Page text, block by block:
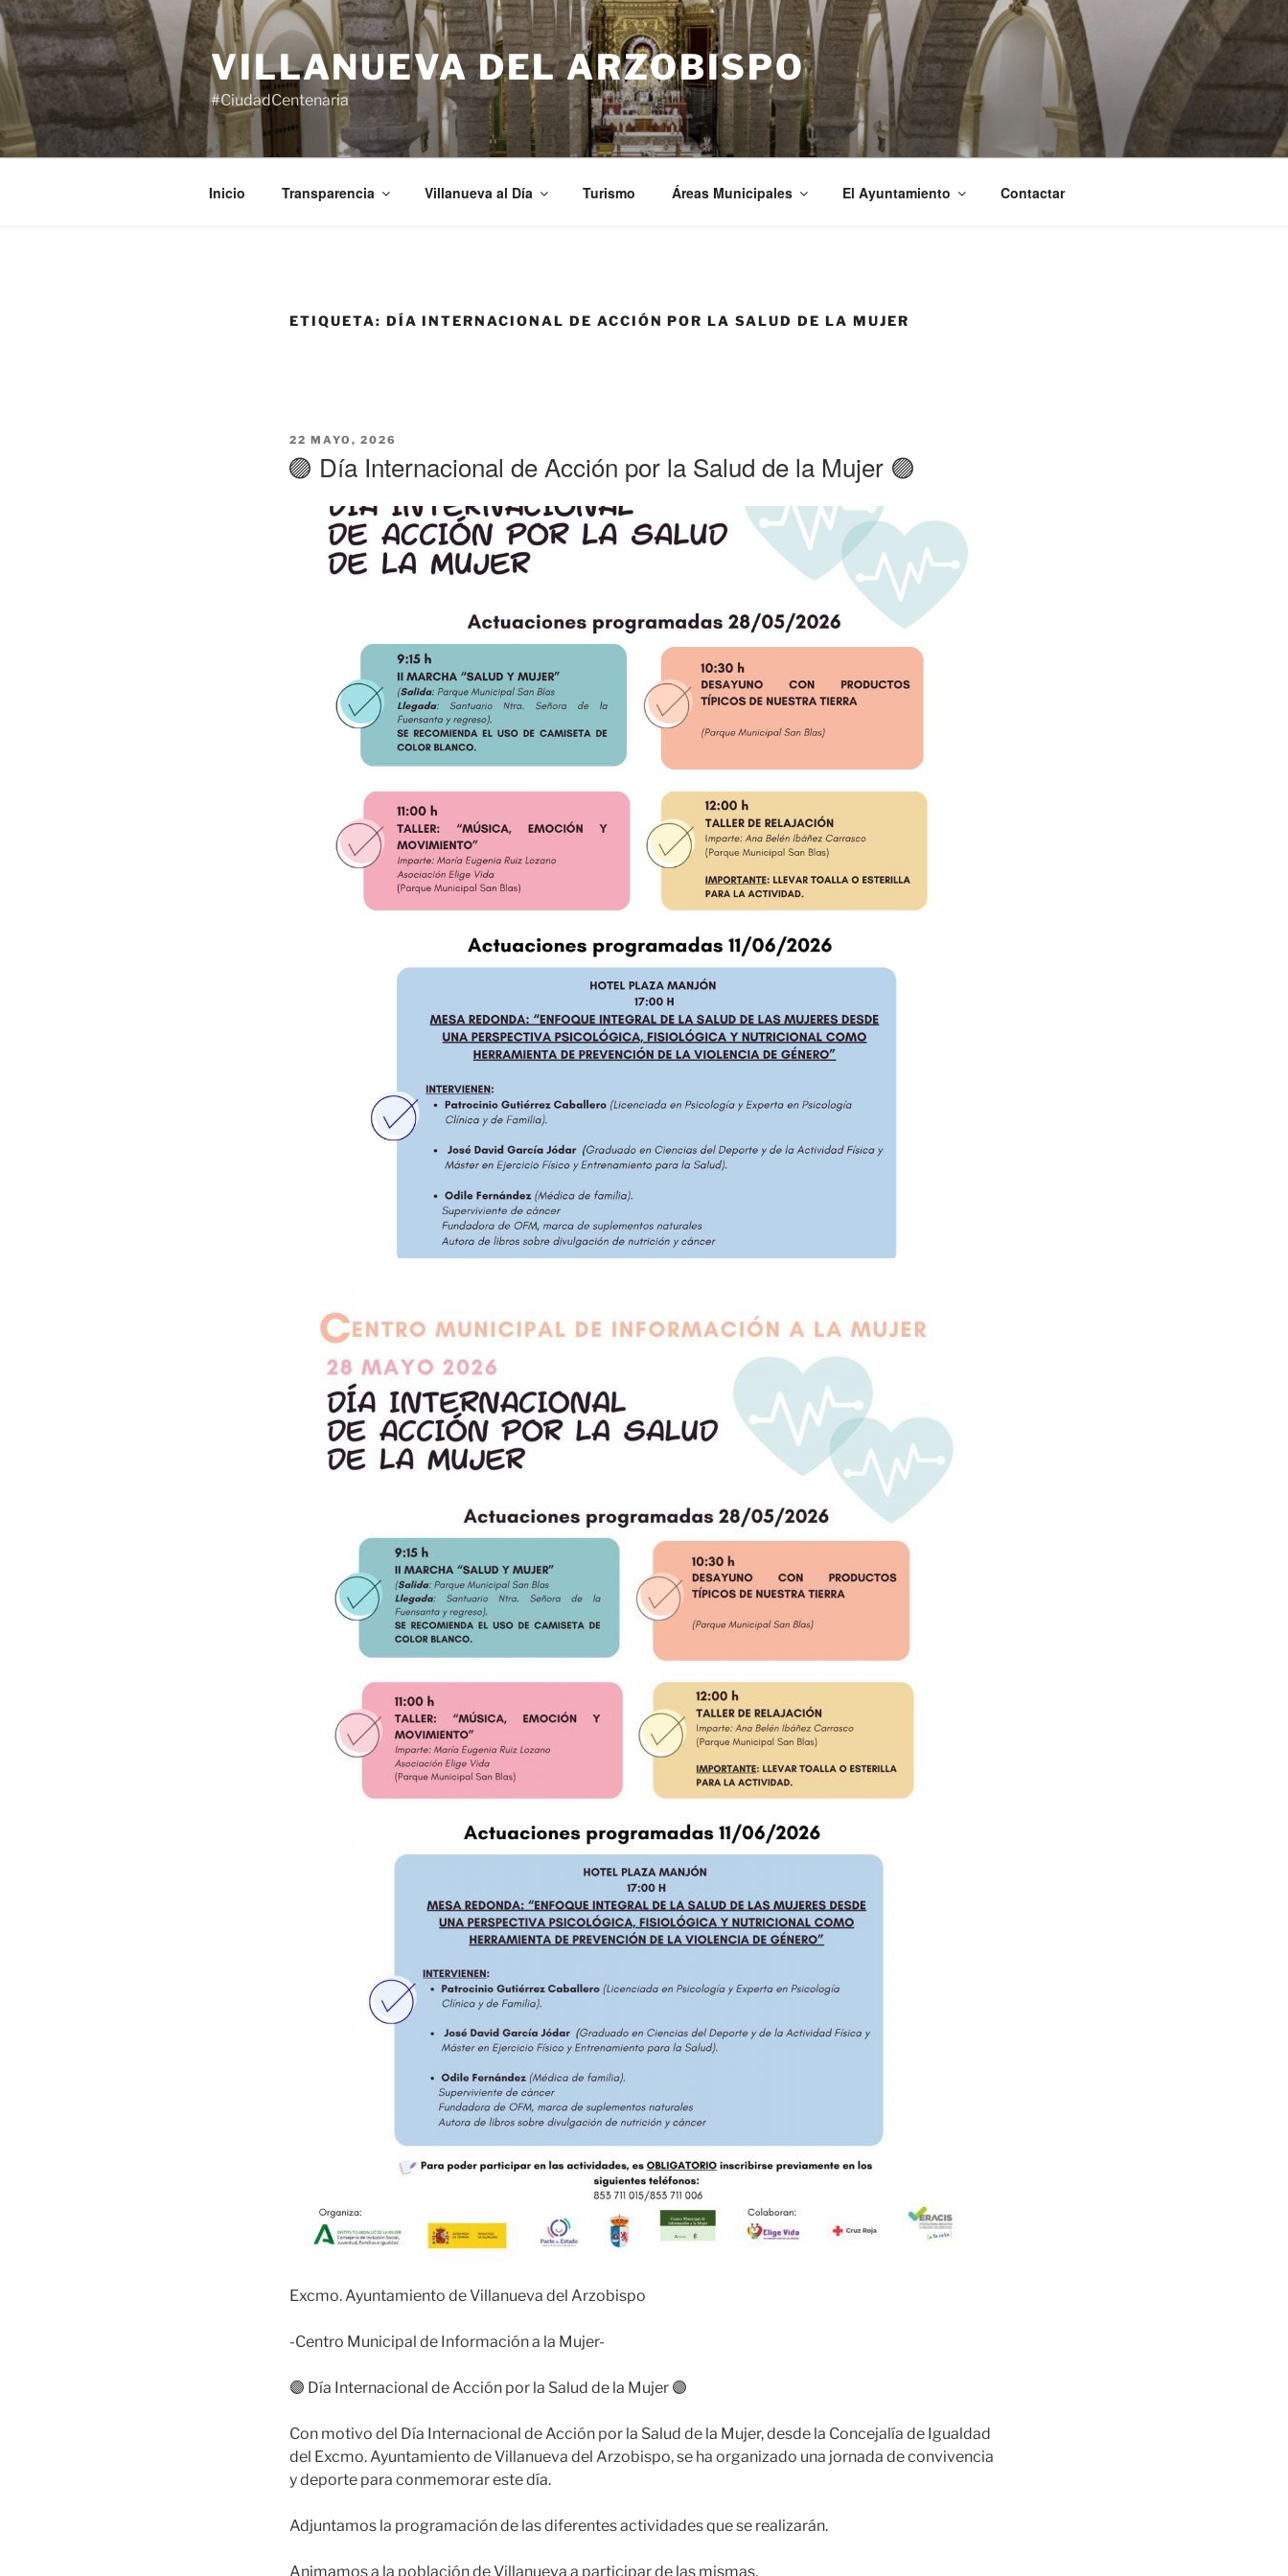
Saltar
al
contenido
VILLANUEVA DEL ARZOBISPO
#CiudadCentenaria
Inicio Transparencia Villanueva al Día Turismo Áreas Municipales El Ayuntamiento Contactar
ETIQUETA: DÍA INTERNACIONAL DE ACCIÓN POR LA SALUD DE LA MUJER
PUBLICADO
22 MAYO, 2026
🟣 Día Internacional de Acción por la Salud de la Mujer 🟣
Excmo. Ayuntamiento de Villanueva del Arzobispo
-Centro Municipal de Información a la Mujer-
🟣 Día Internacional de Acción por la Salud de la Mujer 🟣
Con motivo del Día Internacional de Acción por la Salud de la Mujer, desde la Concejalía de Igualdad
del Excmo. Ayuntamiento de Villanueva del Arzobispo, se ha organizado una jornada de convivencia
y deporte para conmemorar este día.
Adjuntamos la programación de las diferentes actividades que se realizarán.
Animamos a la población de Villanueva a participar de las mismas.